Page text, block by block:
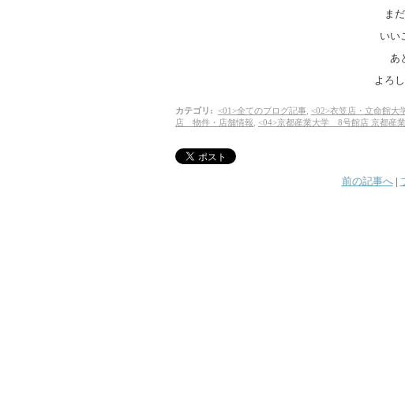
ま
いい
あ
よろ
カテゴリ : <01>全てのブログ記事, <02>衣笠店・立命館
店 物件・店舗情報
<04>京都産業大学 8号館店 京都
前の記事へ|